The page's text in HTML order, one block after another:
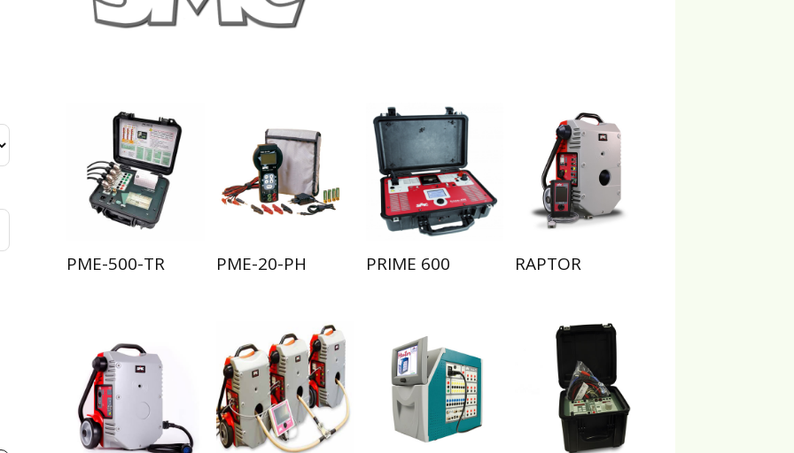
PME-500-TR PME-20-PH PRIME 600 RAPTOR